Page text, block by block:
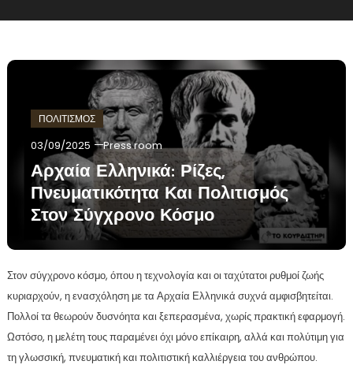
ΠΟΛΙΤΙΣΜΟΣ
03/09/2025 Press room
Αρχαία Ελληνικά: Ρίζες,
Πνευματικότητα Και Πολιτισμός
Στον Σύγχρονο Κόσμο
Στον σύγχρονο κόσμο, όπου η τεχνολογία και οι ταχύτατοι ρυθμοί ζωής
κυριαρχούν, η ενασχόληση με τα Αρχαία Ελληνικά συχνά αμφισβητείται.
Πολλοί τα θεωρούν δυσνόητα και ξεπερασμένα, χωρίς πρακτική εφαρμογή.
Ωστόσο, η μελέτη τους παραμένει όχι μόνο επίκαιρη, αλλά και πολύτιμη για
τη γλωσσική, πνευματική και πολιτιστική καλλιέργεια του ανθρώπου.